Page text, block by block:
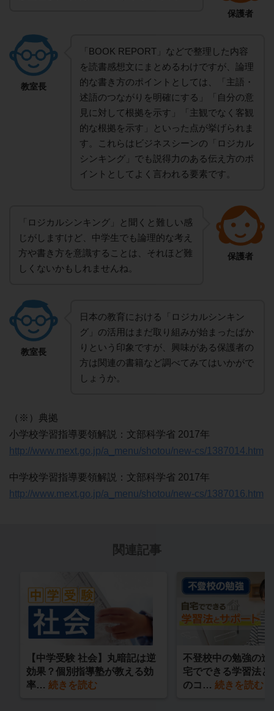
保護者
教室長
「BOOK REPORT」などで整理した内容
を読書感想文にまとめるわけですが、論理
的な書き方のポイントとしては、「主語・
述語のつながりを明確にする」「自分の意
見に対して根拠を示す」「主観でなく客観
的な根拠を示す」といった点が挙げられま
す。これらはビジネスシーンの「ロジカル
シンキング」でも説得力のある伝え方のポ
イントとしてよく言われる要素です。
保護者
「ロジカルシンキング」と聞くと難しい感
じがしますけど、中学生でも論理的な考え
方や書き方を意識することは、それほど難
しくないかもしれませんね。
教室長
日本の教育における「ロジカルシンキン
グ」の活用はまだ取り組みが始まったばか
りという印象ですが、興味がある保護者の
方は関連の書籍など調べてみてはいかがで
しょうか。
（※）典拠
小学校学習指導要領解説：文部科学省 2017年
http://www.mext.go.jp/a_menu/shotou/new-cs/1387014.htm
中学校学習指導要領解説：文部科学省 2017年
http://www.mext.go.jp/a_menu/shotou/new-cs/1387016.htm
関連記事
【中学受験 社会】丸暗記は逆
効果？個別指導塾が教える効
率… 続きを読む
不登校中の勉強の進
宅でできる学習法と
のコ… 続きを読む